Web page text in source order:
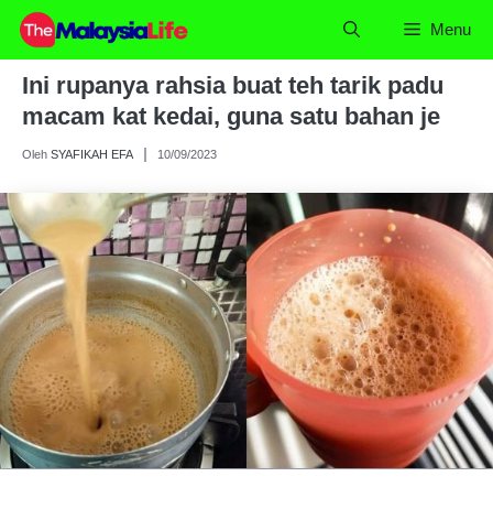
Skip
content
Menu
Ini rupanya rahsia buat teh tarik padu
macam kat kedai, guna satu bahan je
Oleh SYAFIKAH EFA 10/09/2023